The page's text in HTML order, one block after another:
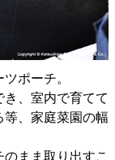
ポーチ。
、室内で育てて
等、家庭菜園の幅
まま取り出すこ